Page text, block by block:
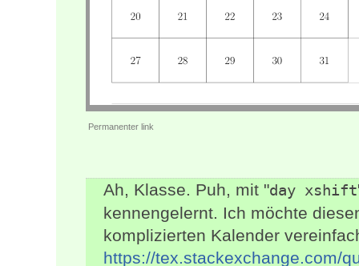
Permanenter link
Ah, Klasse. Puh, mit "day xshift
kennengelernt. Ich möchte
komplizierten Kalender
https://tex.stackexchange.com/